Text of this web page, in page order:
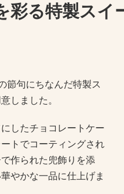
彩る特製スイ
節句にちなんだ特製ス
しました。
したチョコレートケー
トでコーティングされ
作られた兜飾りを添
やかな一品に仕上げま